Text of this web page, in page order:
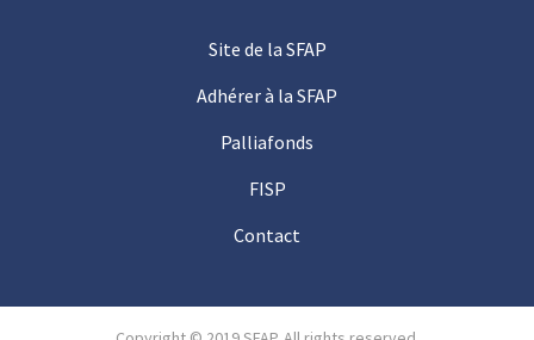
Site de la SFAP
Adhérer à la SFAP
Palliafonds
FISP
Contact